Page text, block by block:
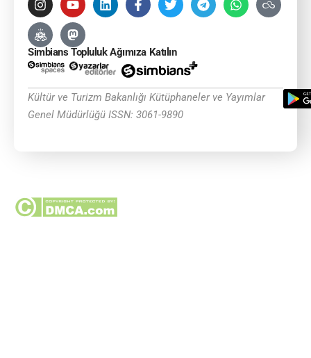
Simbians Topluluk Ağımıza Katılın
Kültür ve Turizm Bakanlığı Kütüphaneler ve Yayımlar
Genel Müdürlüğü ISSN: 3061-9890